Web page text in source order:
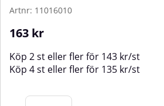
Artnr: 11016010
163 kr
Köp 2 st eller fler för 143 kr/st
Köp 4 st eller fler för 135 kr/st